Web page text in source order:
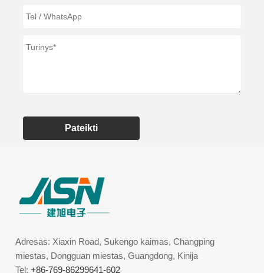
Pateikti
Adresas: Xiaxin Road, Sukengo kaimas, Changping
miestas, Dongguan miestas, Guangdong, Kinija
Tel:+86-769-86299641-602